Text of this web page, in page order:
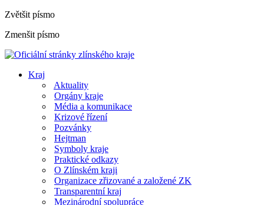
Zvětšit písmo
Zmenšit písmo
Kraj
Aktuality
Orgány kraje
Média a komunikace
Krizové řízení
Pozvánky
Hejtman
Symboly kraje
Praktické odkazy
O Zlínském kraji
Organizace zřizované a založené ZK
Transparentní kraj
Mezinárodní spolupráce